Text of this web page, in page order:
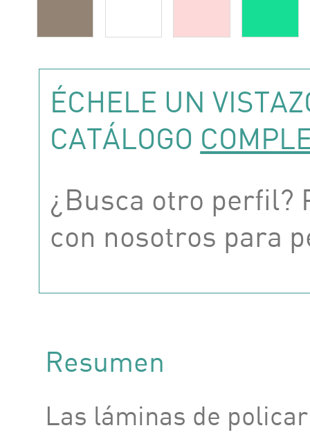
ÉCHELE UN
CATÁLOGO
¿Busca otro perfil?
con nosotros para
Resumen
Las láminas de